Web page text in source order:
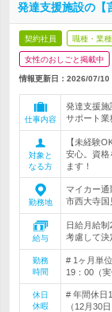
発達支援施設の
契約社員 職種・業
女性のおしごと掲載中
情報更新日：2026/07/10
仕事内容
発達支援施
サポート業
対象と
なる方
【未経験
安心。資格
ます！
勤務地
マイカー
市西大寺国
給与
日給月給
考慮して
勤務
時間
# 1ヶ月単
19：00（
休日
休暇
# 年間休日
（12月30